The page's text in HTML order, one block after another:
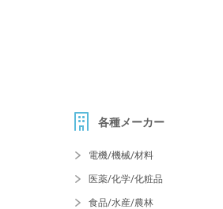
各種メーカー
電機/機械/材料
医薬/化学/化粧品
食品/水産/農林